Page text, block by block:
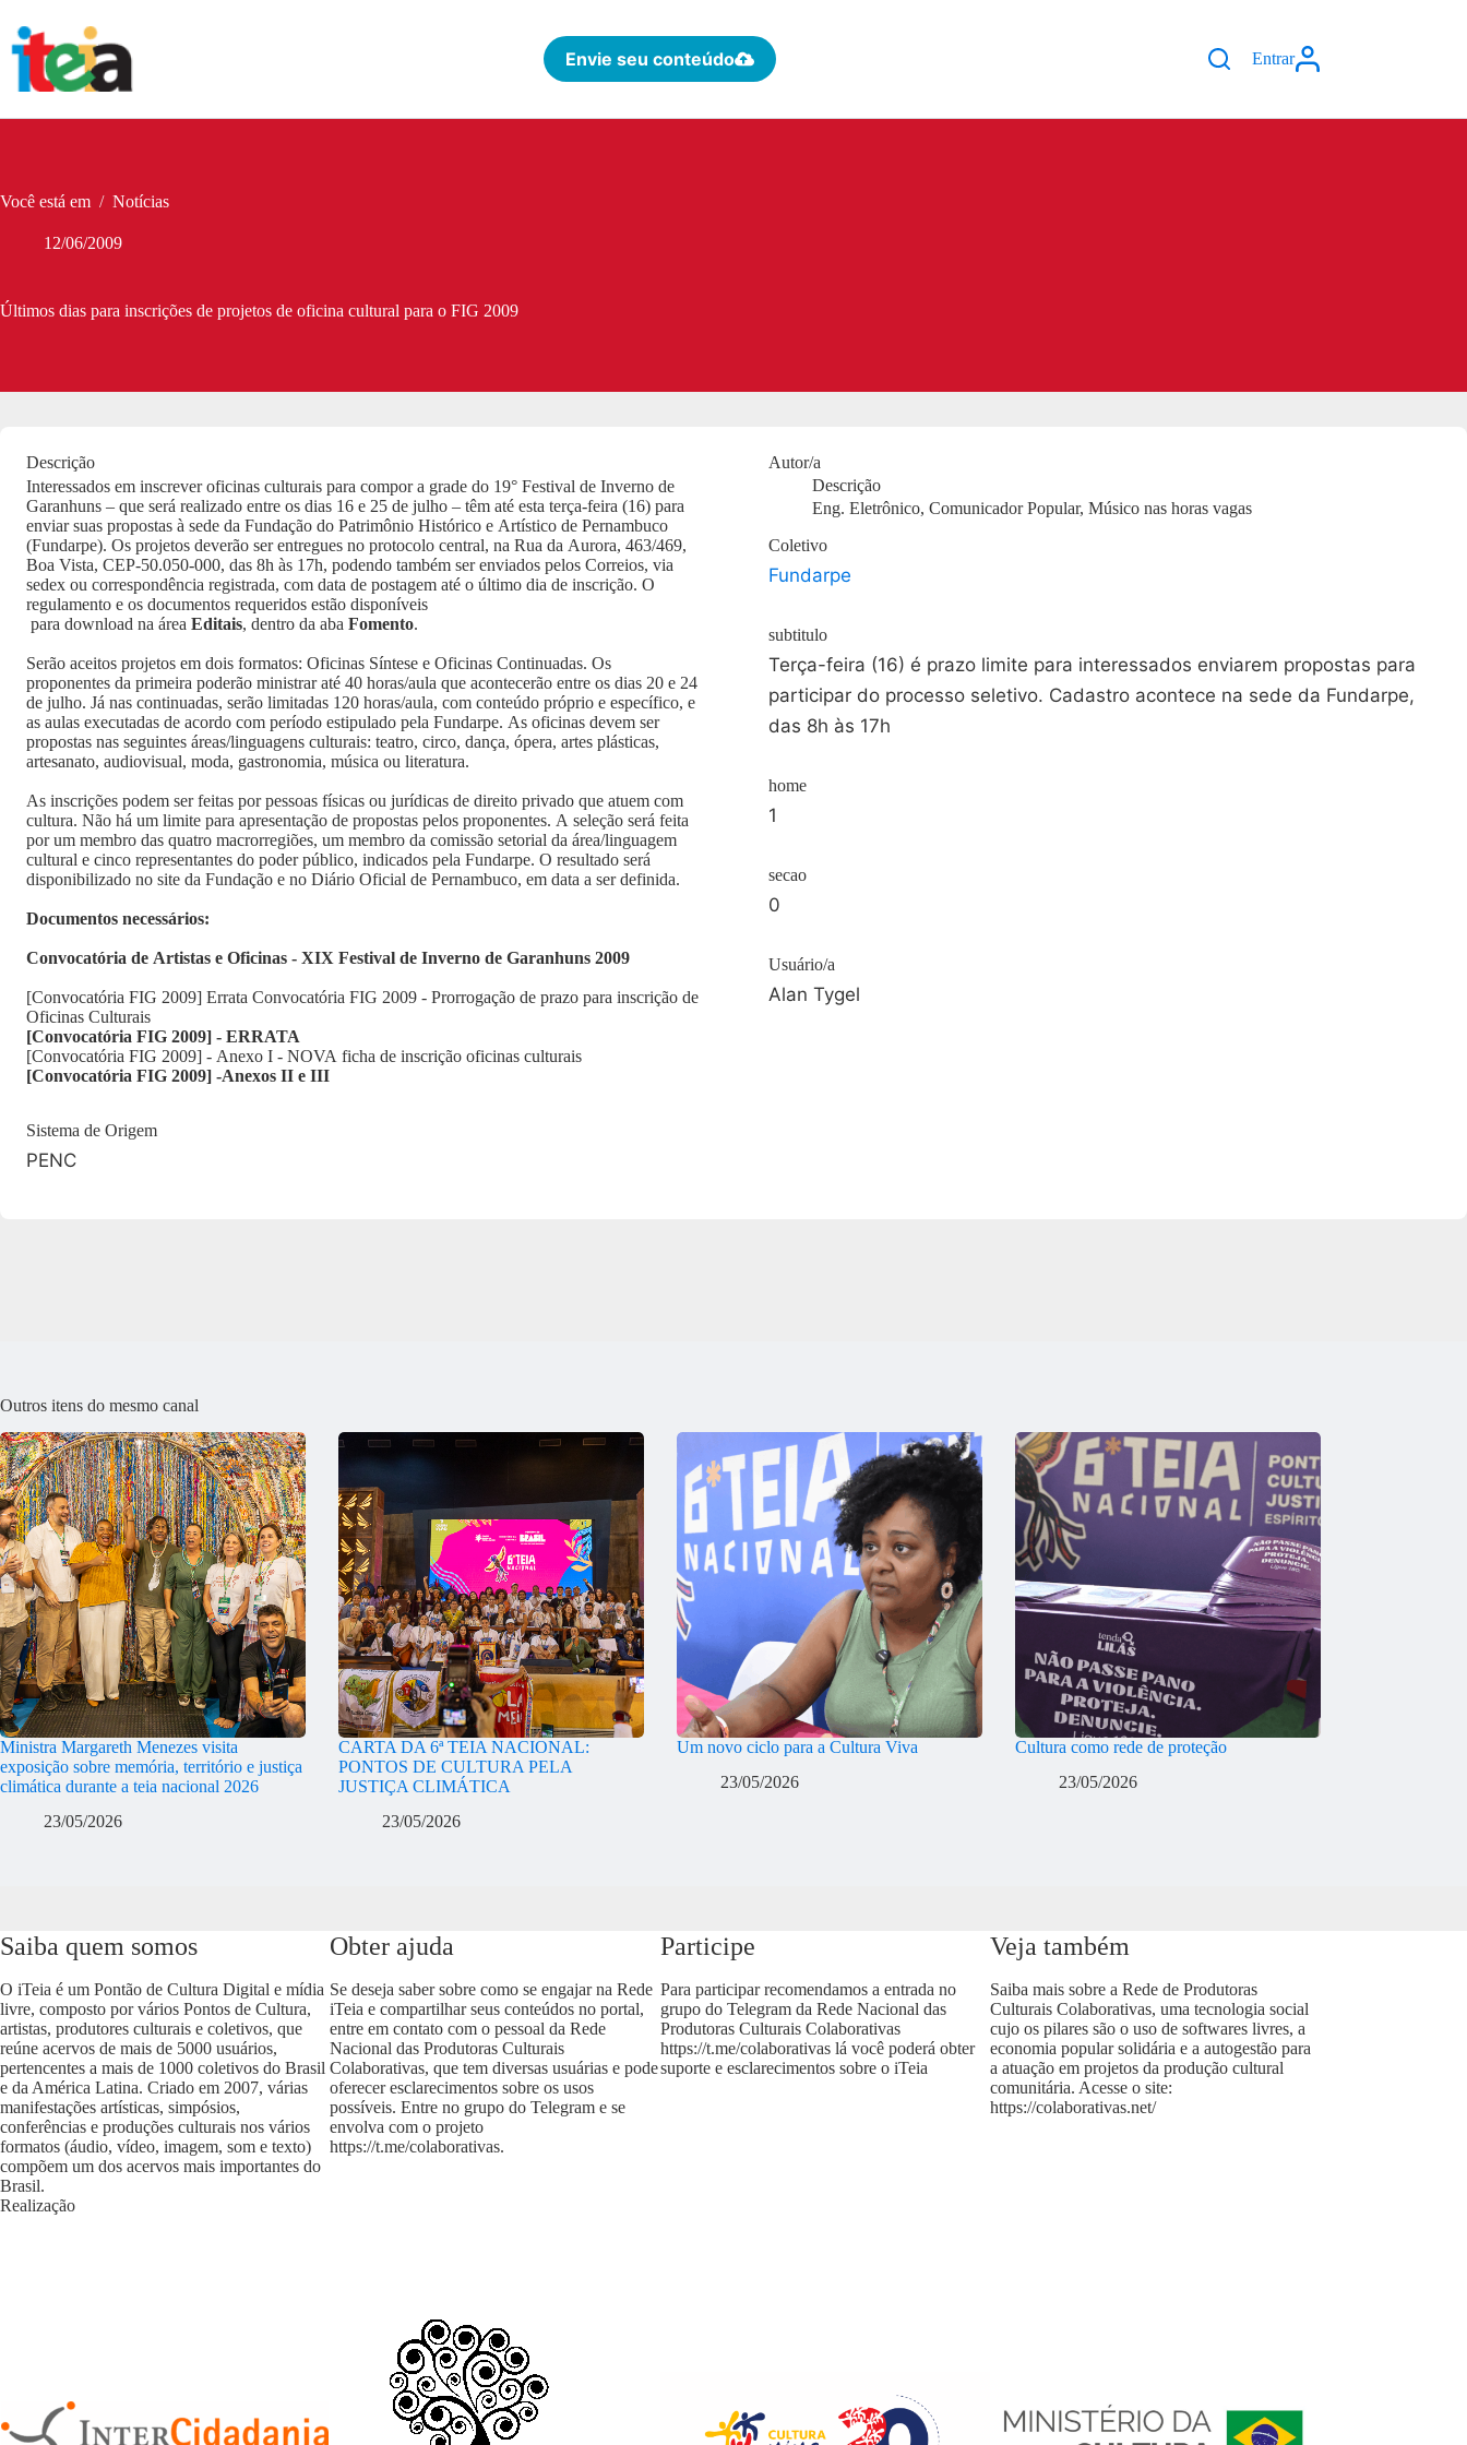
para
conteúdo
Envie seu conteúdo Entrar
Você está em / Notícias
12/06/2009
Últimos dias para inscrições de projetos de oficina cultural para o FIG 2009
Descrição
Interessados em inscrever oficinas culturais para compor a grade do 19° Festival de Inverno de
Garanhuns – que será realizado entre os dias 16 e 25 de julho – têm até esta terça-feira (16) para
enviar suas propostas à sede da Fundação do Patrimônio Histórico e Artístico de Pernambuco
(Fundarpe). Os projetos deverão ser entregues no protocolo central, na Rua da Aurora, 463/469,
Boa Vista, CEP-50.050-000, das 8h às 17h, podendo também ser enviados pelos Correios, via
sedex ou correspondência registrada, com data de postagem até o último dia de inscrição. O
regulamento e os documentos requeridos estão disponíveis
para download na área Editais, dentro da aba Fomento.
Serão aceitos projetos em dois formatos: Oficinas Síntese e Oficinas Continuadas. Os
proponentes da primeira poderão ministrar até 40 horas/aula que acontecerão entre os dias 20 e 24
de julho. Já nas continuadas, serão limitadas 120 horas/aula, com conteúdo próprio e específico, e
as aulas executadas de acordo com período estipulado pela Fundarpe. As oficinas devem ser
propostas nas seguintes áreas/linguagens culturais: teatro, circo, dança, ópera, artes plásticas,
artesanato, audiovisual, moda, gastronomia, música ou literatura.
As inscrições podem ser feitas por pessoas físicas ou jurídicas de direito privado que atuem com
cultura. Não há um limite para apresentação de propostas pelos proponentes. A seleção será feita
por um membro das quatro macrorregiões, um membro da comissão setorial da área/linguagem
cultural e cinco representantes do poder público, indicados pela Fundarpe. O resultado será
disponibilizado no site da Fundação e no Diário Oficial de Pernambuco, em data a ser definida.
Documentos necessários:
Convocatória de Artistas e Oficinas - XIX Festival de Inverno de Garanhuns 2009
[Convocatória FIG 2009] Errata Convocatória FIG 2009 - Prorrogação de prazo para inscrição de
Oficinas Culturais
[Convocatória FIG 2009] - ERRATA
[Convocatória FIG 2009] - Anexo I - NOVA ficha de inscrição oficinas culturais
[Convocatória FIG 2009] -Anexos II e III
Sistema de Origem
PENC
Autor/a
Descrição
Eng. Eletrônico, Comunicador Popular, Músico nas horas vagas
Coletivo
Fundarpe
subtitulo
Terça-feira (16) é prazo limite para interessados enviarem propostas para
participar do processo seletivo. Cadastro acontece na sede da Fundarpe,
das 8h às 17h
home
1
secao
0
Usuário/a
Alan Tygel
Outros itens do mesmo canal
Ministra Margareth Menezes visita
exposição sobre memória, território e justiça
climática durante a teia nacional 2026
23/05/2026
CARTA DA 6ª TEIA NACIONAL:
PONTOS DE CULTURA PELA
JUSTIÇA CLIMÁTICA
23/05/2026
Um novo ciclo para a Cultura Viva
23/05/2026
Cultura como rede de proteção
23/05/2026
Saiba quem somos
O iTeia é um Pontão de Cultura Digital e mídia
livre, composto por vários Pontos de Cultura,
artistas, produtores culturais e coletivos, que
reúne acervos de mais de 5000 usuários,
pertencentes a mais de 1000 coletivos do Brasil
e da América Latina. Criado em 2007, várias
manifestações artísticas, simpósios,
conferências e produções culturais nos vários
formatos (áudio, vídeo, imagem, som e texto)
compõem um dos acervos mais importantes do
Brasil.
Obter ajuda
Se deseja saber sobre como se engajar na Rede
iTeia e compartilhar seus conteúdos no portal,
entre em contato com o pessoal da Rede
Nacional das Produtoras Culturais
Colaborativas, que tem diversas usuárias e pode
oferecer esclarecimentos sobre os usos
possíveis. Entre no grupo do Telegram e se
envolva com o projeto
https://t.me/colaborativas.
Participe
Para participar recomendamos a entrada no
grupo do Telegram da Rede Nacional das
Produtoras Culturais Colaborativas
https://t.me/colaborativaslá você poderá obter
suporte e esclarecimentos sobre o iTeia
Veja também
Saiba mais sobre a Rede de Produtoras
Culturais Colaborativas, uma tecnologia social
cujo os pilares são o uso de softwares livres, a
economia popular solidária e a autogestão para
a atuação em projetos da produção cultural
comunitária. Acesse o site:
https://colaborativas.net/
Realização